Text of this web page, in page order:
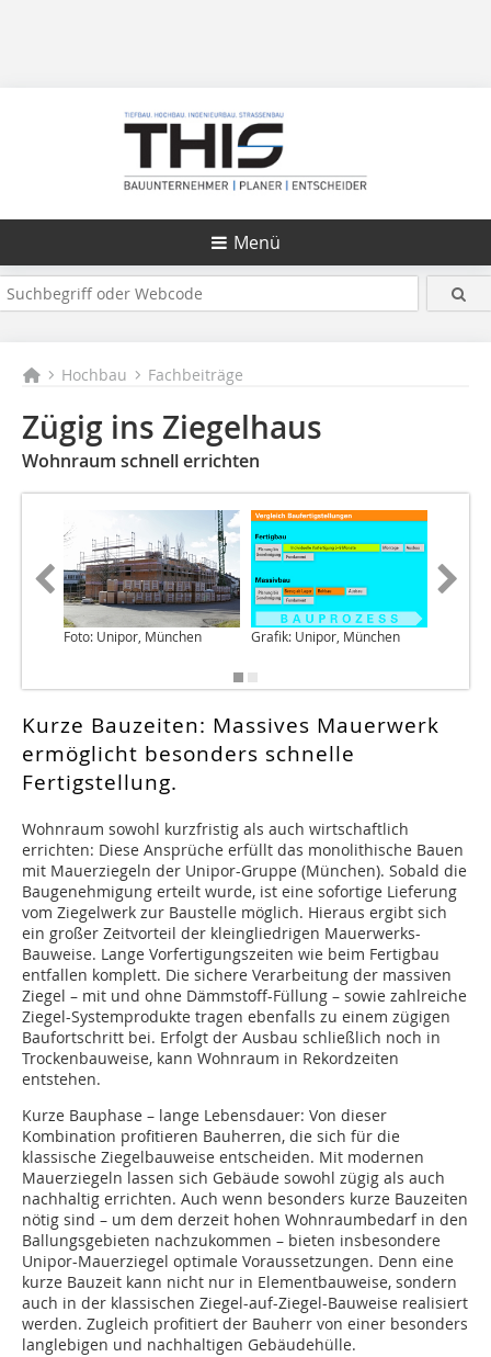
Menü
Hochbau Fachbeiträge
Zügig ins Ziegelhaus
Wohnraum schnell errichten
Foto: Unipor, München Grafik: Unipor, München
Kurze Bauzeiten: Massives Mauerwerk
ermöglicht besonders schnelle
Fertigstellung.
Wohnraum sowohl kurzfristig als auch wirtschaftlich
errichten: Diese Ansprüche erfüllt das monolithische Bauen
mit Mauerziegeln der Unipor-Gruppe (München). Sobald die
Baugenehmigung erteilt wurde, ist eine sofortige Lieferung
vom Ziegelwerk zur Baustelle möglich. Hieraus ergibt sich
ein großer Zeitvorteil der kleingliedrigen Mauerwerks-
Bauweise. Lange Vorfertigungszeiten wie beim Fertigbau
entfallen komplett. Die sichere Verarbeitung der massiven
Ziegel – mit und ohne Dämmstoff-Füllung – sowie zahlreiche
Ziegel-Systemprodukte tragen ebenfalls zu einem zügigen
Baufortschritt bei. Erfolgt der Ausbau schließlich noch in
Trockenbauweise, kann Wohnraum in Rekordzeiten
entstehen.
Kurze Bauphase – lange Lebensdauer: Von dieser
Kombination profitieren Bauherren, die sich für die
klassische Ziegelbauweise entscheiden. Mit modernen
Mauerziegeln lassen sich Gebäude sowohl zügig als auch
nachhaltig errichten. Auch wenn besonders kurze Bauzeiten
nötig sind – um dem derzeit hohen Wohnraumbedarf in den
Ballungsgebieten nachzukommen – bieten insbesondere
Unipor-Mauerziegel optimale Voraus­setzungen. Denn eine
kurze Bauzeit kann nicht nur in Elementbauweise, sondern
auch in der klassischen Ziegel-auf-Ziegel-Bauweise realisiert
werden. Zugleich profitiert der Bauherr von einer besonders
langlebigen und nachhaltigen Gebäudehülle.